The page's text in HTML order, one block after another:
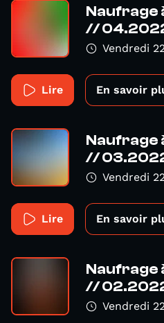
Naufrage
//
Vendredi
Lire En savoir
Naufrage
//
Vendredi
Lire En savoir
Naufrage
//
Vendredi